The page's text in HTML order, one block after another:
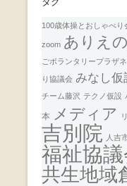
100歳体操とおしゃべり
zoom ありえ
ごボランタリープラザ
り協議会 みなし仮
チーム藤沢 テクノ仮設
本 メディア
吉別院
人吉
福祉協
共生地域